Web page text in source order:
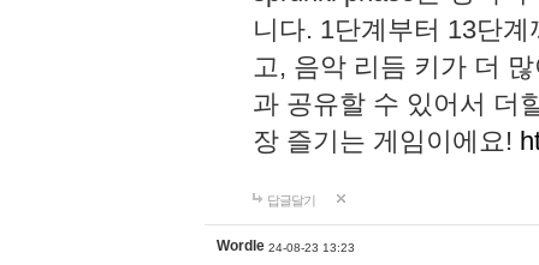
니다. 1단계부터 13단
고, 음악 리듬 키가 더
과 공유할 수 있어서 더
장 즐기는 게임이에요!
답글달기
Wordle 24-08-23 13:23